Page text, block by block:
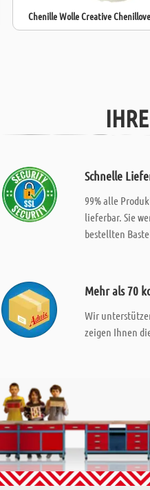
Chenille Wolle Creative
Schnelle
99% alle
lieferbar. Sie
bestellten
Mehr als 70
Wir
zeigen Ihnen